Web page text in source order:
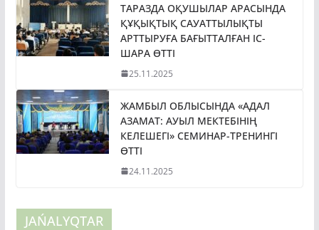
ТАРАЗДА ОҚУШЫЛАР АРАСЫНДА
ҚҰҚЫҚТЫҚ САУАТТЫЛЫҚТЫ
АРТТЫРУҒА БАҒЫТТАЛҒАН ІС-
ШАРА ӨТТІ
25.11.2025
ЖАМБЫЛ ОБЛЫСЫНДА «АДАЛ
АЗАМАТ: АУЫЛ МЕКТЕБІНІҢ
КЕЛЕШЕГІ» СЕМИНАР-ТРЕНИНГІ
ӨТТІ
24.11.2025
JAŃALYQTAR